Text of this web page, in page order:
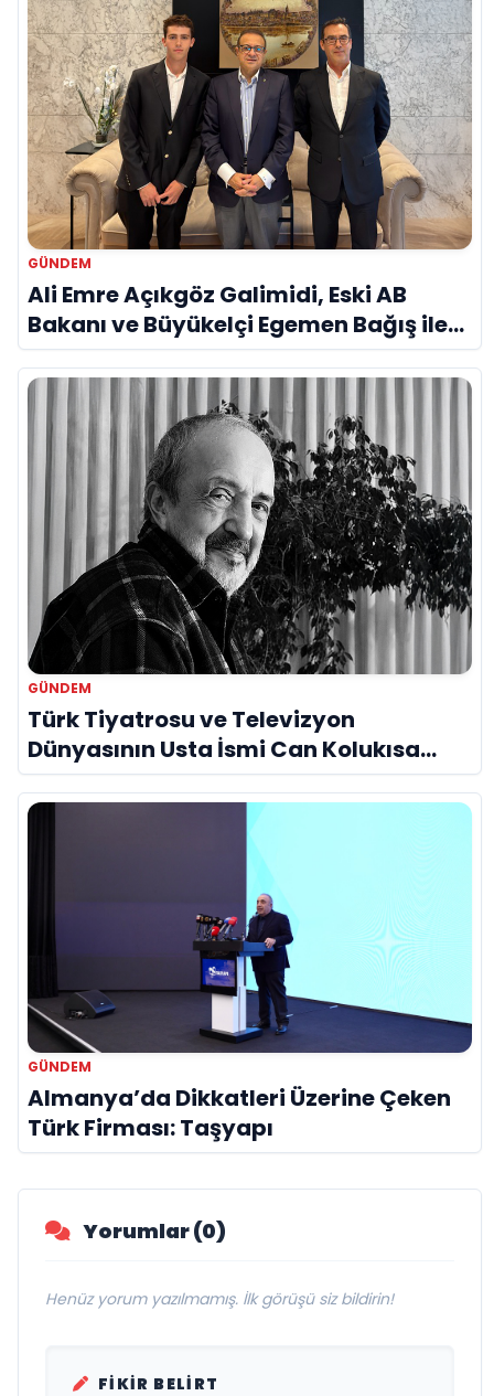
GÜNDEM
Ali Emre Açıkgöz Galimidi, Eski AB
Bakanı ve Büyükelçi Egemen Bağış ile
Bir Araya Geldi
GÜNDEM
Türk Tiyatrosu ve Televizyon
Dünyasının Usta İsmi Can Kolukısa
Hayatını Kaybetti
GÜNDEM
Almanya’da Dikkatleri Üzerine Çeken
Türk Firması: Taşyapı
Yorumlar (0)
Henüz yorum yazılmamış. İlk görüşü siz bildirin!
FIKIR BELIRT